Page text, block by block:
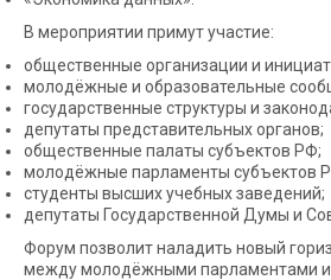
В мероприятии примут участие:
общественные организации и
молодёжные и образовательные
государственные структуры и
депутаты представительных органов;
общественные палаты субъектов РФ;
молодёжные парламенты субъектов
студенты высших учебных заведений;
депутаты Государственной Думы и
Форум позволит наладить новый
между молодёжными парламентами